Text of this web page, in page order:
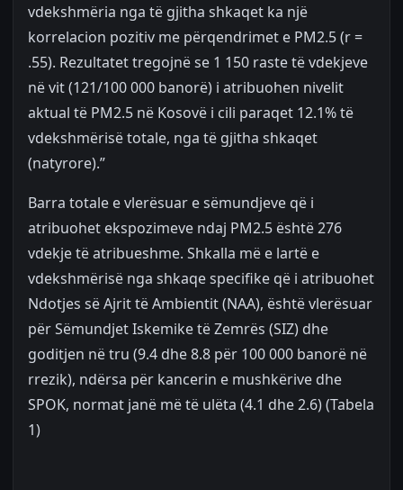
vdekshmëria nga të gjitha shkaqet ka një
korrelacion pozitiv me përqendrimet e PM2.5 (r =
.55). Rezultatet tregojnë se 1 150 raste të vdekjeve
në vit (121/100 000 banorë) i atribuohen nivelit
aktual të PM2.5 në Kosovë i cili paraqet 12.1% të
vdekshmërisë totale, nga të gjitha shkaqet
(natyrore).”
Barra totale e vlerësuar e sëmundjeve që i
atribuohet ekspozimeve ndaj PM2.5 është 276
vdekje të atribueshme. Shkalla më e lartë e
vdekshmërisë nga shkaqe specifike që i atribuohet
Ndotjes së Ajrit të Ambientit (NAA), është vlerësuar
për Sëmundjet Iskemike të Zemrës (SIZ) dhe
goditjen në tru (9.4 dhe 8.8 për 100 000 banorë në
rrezik), ndërsa për kancerin e mushkërive dhe
SPOK, normat janë më të ulëta (4.1 dhe 2.6) (Tabela
1)